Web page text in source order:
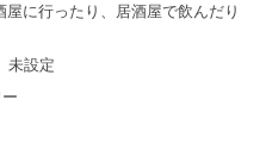
に行ったり、居酒屋で飲んだり
未設定